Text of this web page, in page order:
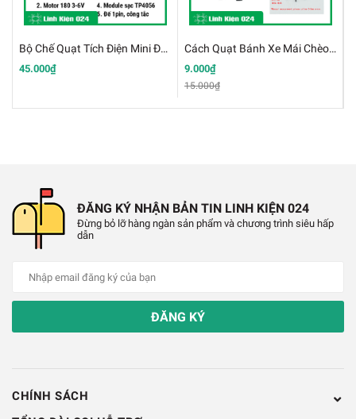
Ê Tô Kẹp Mạch
Chính Sách Bảo Hành:
✔️Bảo hành qua hóa đơn mua hàng.
Bộ Chế Quạt Tích Điện Mini Đùng Động Cơ 180 3.7V
45.000₫
Cách Quạt Bánh Xe Mái Chèo Làm Thuyền 2x100mm
9.000₫
15.000₫
ĐĂNG KÝ NHẬN BẢN TIN LINH KIỆN 024
Đừng bỏ lỡ hàng ngàn sản phẩm và chương trình siêu hấp
dẫn
ĐĂNG KÝ
CHÍNH SÁCH